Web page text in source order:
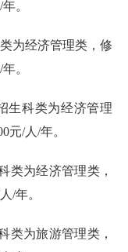
。
为经济管理类，修
。
生科类为经济管理
元/人/年。
类为经济管理类，
/年。
类为旅游管理类，